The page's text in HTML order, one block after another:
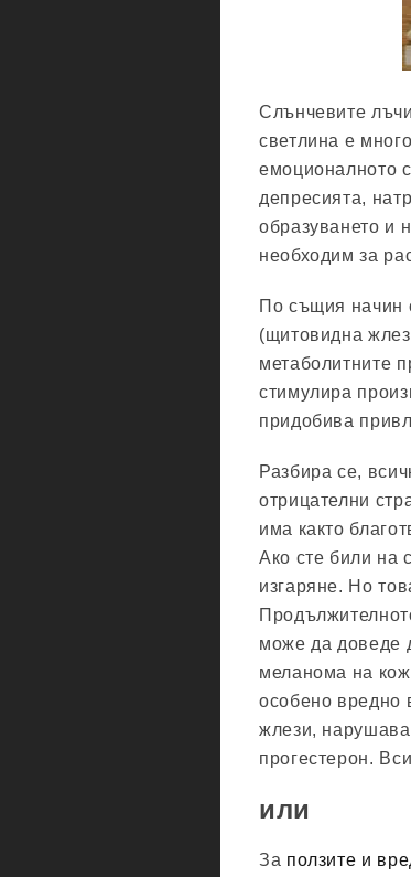
Слънчевите
светлина е
емоционалното
депресията,
образуването и
необходим за
По същия начин
(щитовидна
метаболитните
стимулира
придобива
Разбира се,
отрицателни
има както
Ако сте били на
изгаряне. Но
може да доведе
меланома на
особено вредно
жлези,
прогестерон.
или
За ползите и